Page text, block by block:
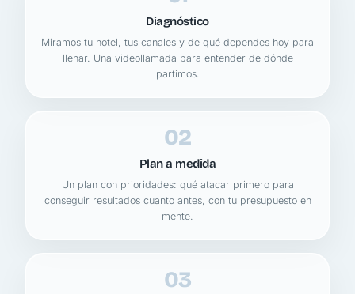
Diagnóstico
Miramos tu hotel, tus canales y de qué dependes hoy para
llenar. Una videollamada para entender de dónde
partimos.
02
Plan a medida
Un plan con prioridades: qué atacar primero para
conseguir resultados cuanto antes, con tu presupuesto en
mente.
03